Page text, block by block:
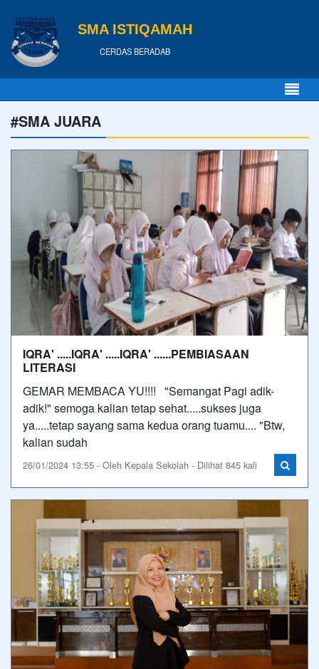
SMA ISTIQAMAH
CERDAS BERADAB
#SMA JUARA
IQRA' .....IQRA' .....IQRA' ......PEMBIASAAN
LITERASI
GEMAR MEMBACA YU!!!! "Semangat Pagi adik-
adik!" semoga kalian tetap sehat.....sukses juga
ya.....tetap sayang sama kedua orang tuamu.... "Btw,
kalian sudah
26/01/2024 13:55 - Oleh Kepala Sekolah - Dilihat 845 kali